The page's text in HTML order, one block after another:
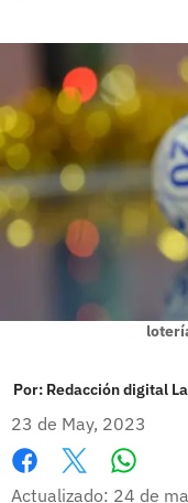
Por: Redacción digital
23 de May, 2023
Facebook
X
Actualizado: 24 de